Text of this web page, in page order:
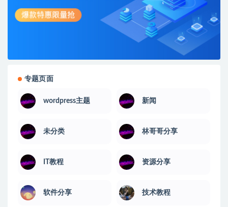
专题页面
wordpress主题 新闻
未分类 林哥哥分享
IT教程 资源分享
软件分享 技术教程